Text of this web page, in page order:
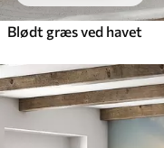
Blødt græs ved havet